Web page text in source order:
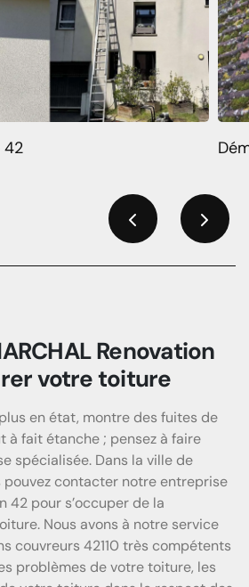
42
Renovation
votre toiture
en état, montre des fuites de
à fait étanche ; pensez à faire
spécialisée. Dans la ville de
pouvez contacter notre entreprise
42 pour s’occuper de la
Nous avons à notre service
couvreurs 42110 très compétents
problèmes de votre toiture, les